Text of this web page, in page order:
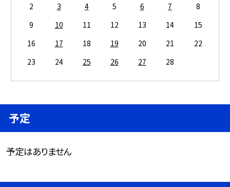
2
3 4 5 6 7
8
9
10 11 12 13 14
15
16
17 18 19 20 21
22
23
24 25 26 27 28
予定
予定はありません